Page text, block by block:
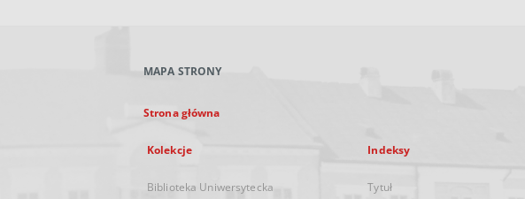
MAPA STRONY
Strona główna
Kolekcje
Biblioteka Uniwersytecka
Indeksy
Tytuł